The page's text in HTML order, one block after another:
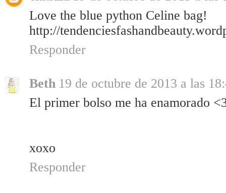
Love the blue python Celine bag!
http://
Responder
Beth 19 de octubre de 2013 a las
El primer bolso me ha enamorado
xoxo
Responder